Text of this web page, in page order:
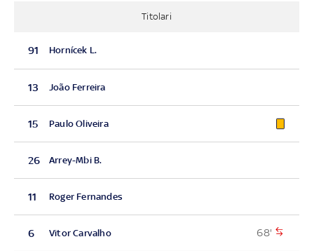
Titolari
91 Hornícek L.
13 João Ferreira
15 Paulo Oliveira
26 Arrey-Mbi B.
11 Roger Fernandes
6 Vitor Carvalho 68'